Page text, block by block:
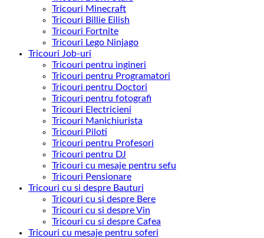
Tricouri Minecraft
Tricouri Billie Eilish
Tricouri Fortnite
Tricouri Lego Ninjago
Tricouri Job-uri
Tricouri pentru ingineri
Tricouri pentru Programatori
Tricouri pentru Doctori
Tricouri pentru fotografi
Tricouri Electricieni
Tricouri Manichiurista
Tricouri Piloti
Tricouri pentru Profesori
Tricouri pentru DJ
Tricouri cu mesaje pentru sefu
Tricouri Pensionare
Tricouri cu si despre Bauturi
Tricouri cu si despre Bere
Tricouri cu si despre Vin
Tricouri cu si despre Cafea
Tricouri cu mesaje pentru soferi